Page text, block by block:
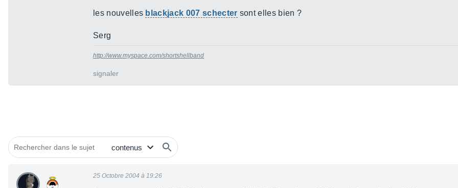
les nouvelles blackjack 007 schecter sont elles bien ?
Serg
http://www.myspace.com/shortshellband
signaler
25 Octobre 2004 à 19:26